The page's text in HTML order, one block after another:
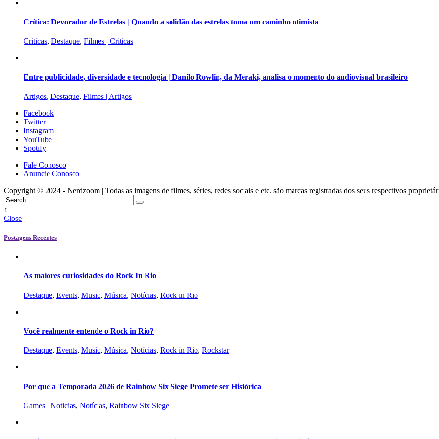
Crítica: Devorador de Estrelas | Quando a solidão das estrelas toma um caminho otimista
Criticas, Destaque, Filmes | Criticas
Entre publicidade, diversidade e tecnologia | Danilo Rowlin, da Meraki, analisa o momento do audiovisual brasileiro
Artigos, Destaque, Filmes | Artigos
Facebook
Twitter
Instagram
YouTube
Spotify
Fale Conosco
Anuncie Conosco
Copyright © 2024 - Nerdzoom | Todas as imagens de filmes, séries, redes sociais e etc. são marcas registradas dos seus respectivos
↑
Close
Postagens Recentes
As maiores curiosidades do Rock In Rio
Destaque, Events, Music, Música, Notícias, Rock in Rio
Você realmente entende o Rock in Rio?
Destaque, Events, Music, Música, Notícias, Rock in Rio, Rockstar
Por que a Temporada 2026 de Rainbow Six Siege Promete ser Histórica
Games | Noticias, Notícias, Rainbow Six Siege